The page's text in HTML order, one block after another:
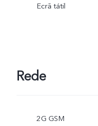
Ecrã tátil
Rede
2G GSM